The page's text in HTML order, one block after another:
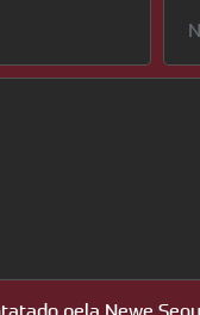
pela Newe